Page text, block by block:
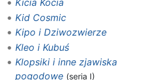
Kid Cosmic
Kipo i Dziwozwierze
Kleo i Kubuś
Klopsiki i inne zjawiska
pogodowe (seria I)